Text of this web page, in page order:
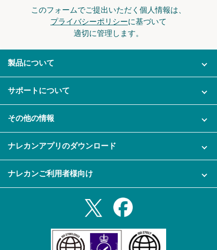
このフォームでご提出いただく個人情報は、
プライバシーポリシーに基づいて
適切に管理します。
製品について
ご利用企業様の声
セキュリティ
資料をダウンロードする
メール自動転送機能
サポートについて
充実サポート
その他の情報
セミナー一覧
プライバシーポリシー
ナレカンアプリのダウンロード
Androidタブレットアプリ
ナレカンご利用者様向け